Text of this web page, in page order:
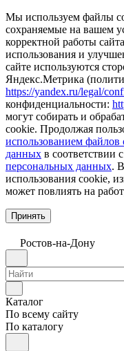
Мы используем файлы
сохраняемые на вашем
корректной работы
использования и
сайте используются
Яндекс.Метрика
https://yandex.ru/legal/
конфиденциальности:
могут собирать и
cookie. Продолжая
использованием файлов
данных в соответствии
персональных данных.
использования cookie,
может повлиять на
Принять
Ростов-на-Дону
Каталог
По всему сайту
По каталогу